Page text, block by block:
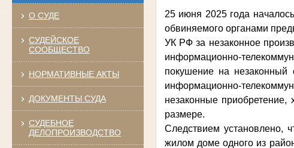
О СУДЕ
СУДЕЙСКОЕ
СООБЩЕСТВО
НОРМАТИВНЫЕ АКТЫ
ДОКУМЕНТЫ СУДА
СУДЕБНОЕ
ДЕЛОПРОИЗВОДСТВО
25 июня 2025 года
обвиняемого органами
УК РФ за незаконное
информационно-
покушение на незаконный
информационно-
незаконные приобретение,
размере.
Следствием установлено,
жилом доме одного из